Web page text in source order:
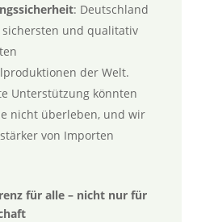
: Deutschland
und qualitativ
der Welt.
Unterstützung könnten
nicht überleben, und wir
von Importen
für alle – nicht nur für